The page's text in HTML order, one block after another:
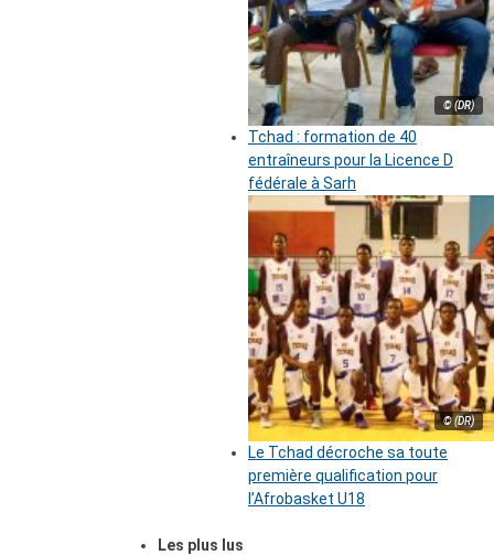
© (DR)
Tchad : formation de 40
entraîneurs pour la Licence D
fédérale à Sarh
© (DR)
Le Tchad décroche sa toute
première qualification pour
l’Afrobasket U18
Les plus lus